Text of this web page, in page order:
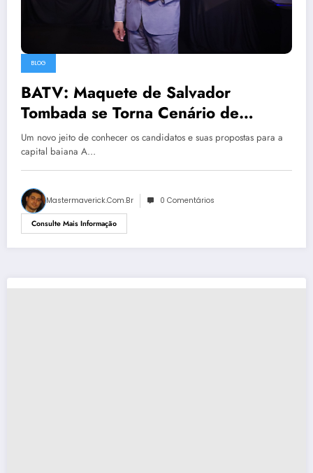
BLOG
BATV: Maquete de Salvador
Tombada se Torna Cenário de
Entrevistas com Candidatos à
Prefeitura
Um novo jeito de conhecer os candidatos e suas propostas para a
capital baiana A…
Mastermaverick.com.br 0 Comentários
Consulte Mais Informação